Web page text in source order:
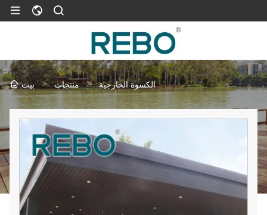
بيت > منتجات > الكسوة الخارجية